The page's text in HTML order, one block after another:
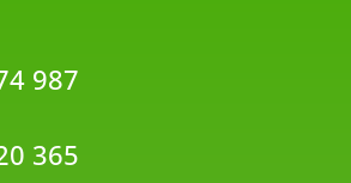
987
365